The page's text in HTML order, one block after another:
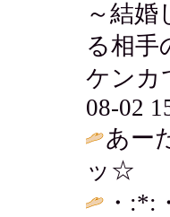
～結
る相手
ケンカ
08-02
あー
ッ☆
・